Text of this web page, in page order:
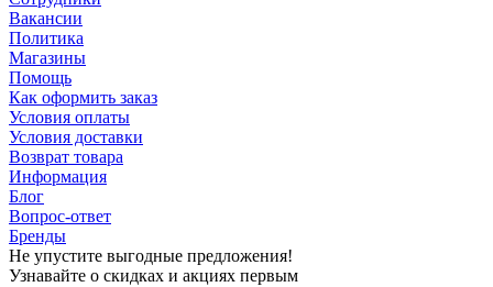
Вакансии
Политика
Магазины
Помощь
Как оформить заказ
Условия оплаты
Условия доставки
Возврат товара
Информация
Блог
Вопрос-ответ
Бренды
Не упустите выгодные предложения!
Узнавайте о скидках и акциях первым